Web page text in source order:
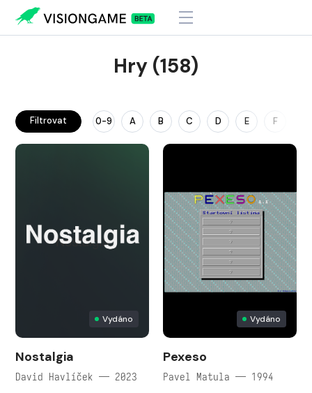
Hry (158)
Filtrovat 0-9 A B C D E F
Vydáno
Nostalgia
David Havlíček — 2023
Vydáno
Pexeso
Pavel Matula — 1994